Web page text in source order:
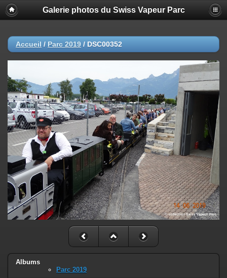
Galerie photos du Swiss Vapeur Parc
Accueil / Parc 2019 / DSC00352
Albums
Parc 2019